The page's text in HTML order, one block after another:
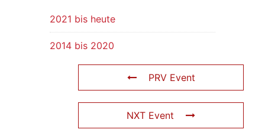
2021 bis heute
2014 bis 2020
PRV Event
NXT Event